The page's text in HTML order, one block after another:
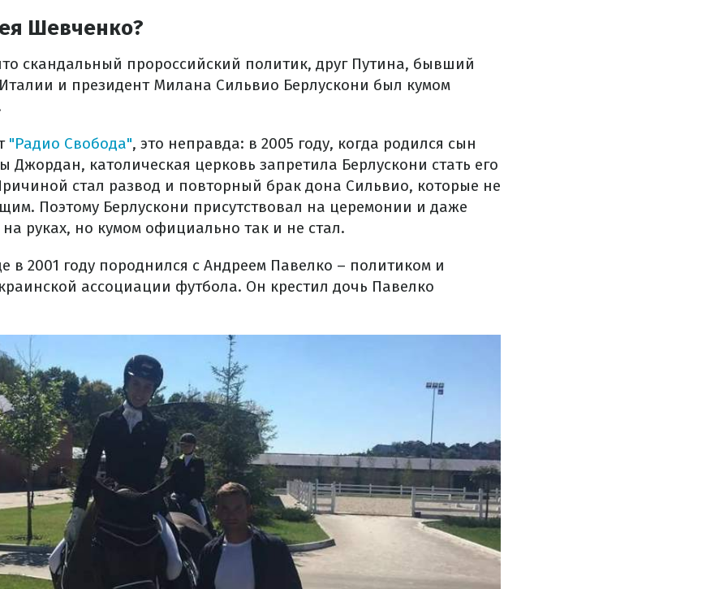
Шевченко?
скандальный пророссийский политик, друг Путина, бывший
и президент Милана Сильвио Берлускони был кумом
"Радио Свобода", это неправда: в 2005 году, когда родился сын
Джордан, католическая церковь запретила Берлускони стать его
стал развод и повторный брак дона Сильвио, которые не
Поэтому Берлускони присутствовал на церемонии и даже
руках, но кумом официально так и не стал.
в 2001 году породнился с Андреем Павелко – политиком и
ассоциации футбола. Он крестил дочь Павелко